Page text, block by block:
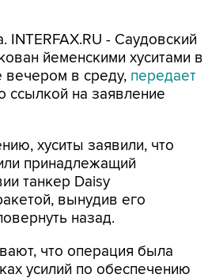
INTERFAX.RU - Саудовский
вечером в среду,передает
ссылкой на заявление
хуситы заявили, что
танкер Daisy
вынудив его
назад.
что операция была
Саудовской Аравии.